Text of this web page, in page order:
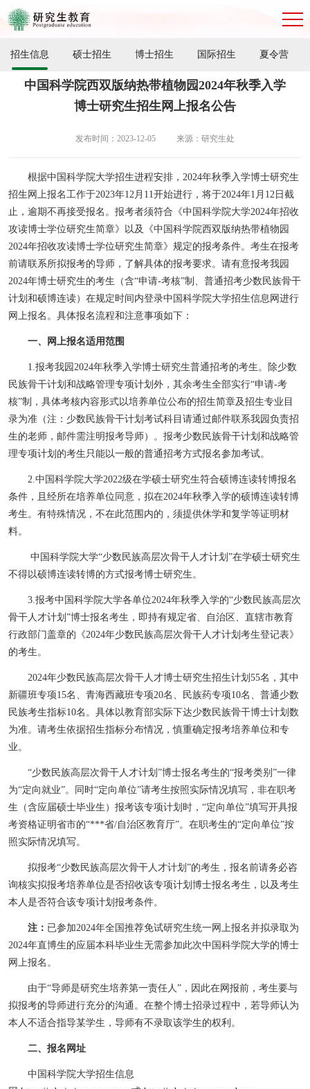
招生信息 硕士招生 博士招生 国际招生 夏令营
中国科学院西双版纳热带植物园2024年秋季入学
博士研究生招生网上报名公告
发布时间：2023-12-05 来源：研究生处
根据中国科学院大学招生进程安排，2024年秋季入学博士研究生
招生网上报名工作于2023年12月11开始进行，将于2024年1月12日截
止，逾期不再接受报名。 报考者须符合《中国科学院大学2024年招收
攻读博士学位研究生简章》以及《中国科学院西双版纳热带植物园
2024年招收攻读博士学位研究生简章》规定的报考条件。考生在报考
前请联系所拟报考的导师，了解具体的报考要求。 请有意报考我园
2024年博士研究生的考生（含“申请-考核”制、普通招考少数民族骨干
计划和硕博连读）在规定时间内登录中国科学院大学招生信息网进行
网上报名。具体报名流程和注意事项如下：
一、网上报名适用范围
1.报考我园 2024年秋季入学博士研究生普通招考的考生。除少数
民族骨干计划和战略管理专项计划外，其余考生全部实行“申请-考
核”制，具体考核内容形式以培养单位公布的招生简章及招生专业目
录为准 （注：少数民族骨干计划考试科目请通过邮件联系我园负责招
生的老师，邮件需注明报考导师） 。 报考少数民族骨干计划和战略管
理专项计划的考生只能以一般的普通招考方式报名参加考试。
2.中国科学院大学2022级在学硕士研究生符合硕博连读转博报名
条件，且经所在培养单位同意，拟在2024年秋季入学的硕博连读转博
考生。有特殊情况，不在此范围内的，须提供休学和复学等证明材
料。
中国科学院大学“少数民族高层次骨干人才计划”在学硕士研究生
不得以硕博连读转博的方式报考博士研究生。
3.报考中国科学院大学各单位2024年秋季入学的“少数民族高层次
骨干人才计划 ”博士报名考生，即持有规定省、自治区、直辖市教育
行政部门盖章的《2024年少数民族高层次骨干人才计划考生登记表》
的考生。
2024年少数民族高层次骨干人才博士研究生招生计划 55名，其中
新疆班专项15名、青海西藏班专项20名、民族药专项10名、普通少数
民族考生指标10名。具体以教育部实际下达少数民族骨干博士计划数
为准。请考生依据招生指标分布情况，慎重确定报考培养单位和专
业。
“少数民族高层次骨干人才计划 ”博士报名考生的“报考类别 ”一律
为“定向就业”。同时“定向单位”请考生按照实际情况填写，非在职考
生（含应届硕士毕业生）报考该专项计划时， “定向单位”填写开具报
考资格证明省市的“***省/自治区教育厅”。在职考生的“定向单位”按
照实际情况填写。
拟报考“少数民族高层次骨干人才计划 ”的考生，报名前请务必咨
询核实拟报考培养单位是否招收该专项计划博士报名考生，以及考生
本人是否符合该专项计划报考条件。
注： 已参加2024年全国推荐免试研究生统一网上报名并拟录取为
2024年直博生的应届本科毕业生无需参加此次中国科学院大学的博士
网上报名。
由于“导师是研究生培养第一责任人” ，因此在网报前，考生要与
拟报考的导师进行充分的沟通。在整个博士招录过程中，若导师认为
本人不适合指导某学生，导师有不录取该学生的权利。
二、报名网址
中国科学院大学招生信息